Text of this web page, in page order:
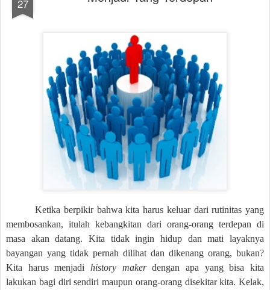
27
Ketika berpikir bahwa kita harus keluar dari rutinitas yang
membosankan, itulah kebangkitan dari orang-orang terdepan di
masa akan datang. Kita tidak ingin hidup dan mati layaknya
bayangan yang tidak pernah dilihat dan dikenang orang, bukan?
Kita harus menjadi history makerdengan apa yang bisa kita
lakukan bagi diri sendiri maupun orang-orang disekitar kita. Kelak,